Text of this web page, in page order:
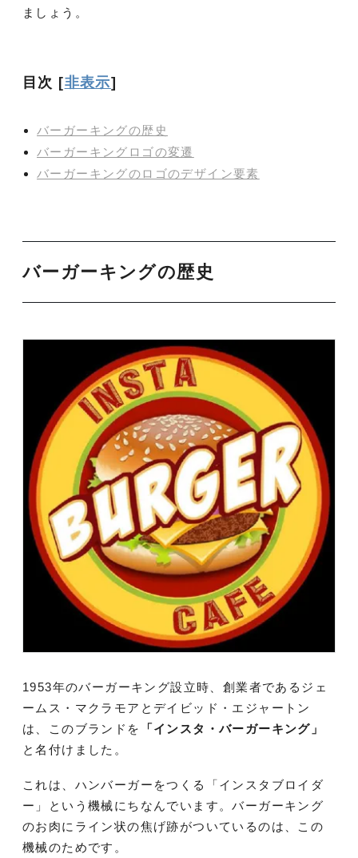
ましょう。
目次 [非表示]
バーガーキングの歴史
バーガーキングロゴの変遷
バーガーキングのロゴのデザイン要素
バーガーキングの歴史
1953年のバーガーキング設立時、創業者であるジェ
ームス・マクラモアとデイビッド・エジャートン
は、このブランドを
「インスタ・バーガーキング」
と名付けました。
これは、ハンバーガーをつくる「インスタブロイダ
ー」という機械にちなんでいます。バーガーキング
のお肉にライン状の焦げ跡がついているのは、この
機械のためです。